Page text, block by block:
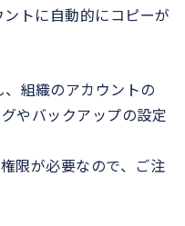
トに自動的にコピーが
組織のアカウントの
やバックアップの設定
限が必要なので、ご注